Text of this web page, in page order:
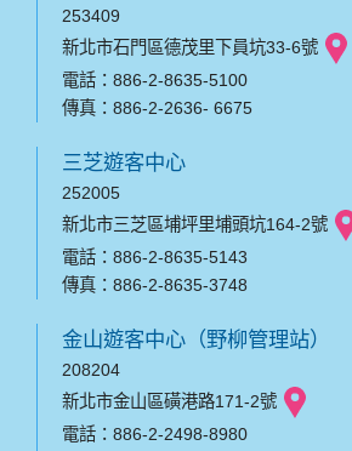
253409
新北市石門區德茂里下員坑33-6號
電話：886-2-8635-5100
傳真：886-2-2636- 6675
三芝遊客中心
252005
新北市三芝區埔坪里埔頭坑164-2號
電話：886-2-8635-5143
傳真：886-2-8635-3748
金山遊客中心（野柳管理站）
208204
新北市金山區磺港路171-2號
電話：886-2-2498-8980